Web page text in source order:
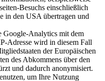
Besuchs einschließlich
in den USA übertragen und
Google-Analytics mit dem
Adresse wird in diesem Fall
der Europäischen
des Abkommens über den
und dadurch anonymisiert.
um Ihre Nutzung